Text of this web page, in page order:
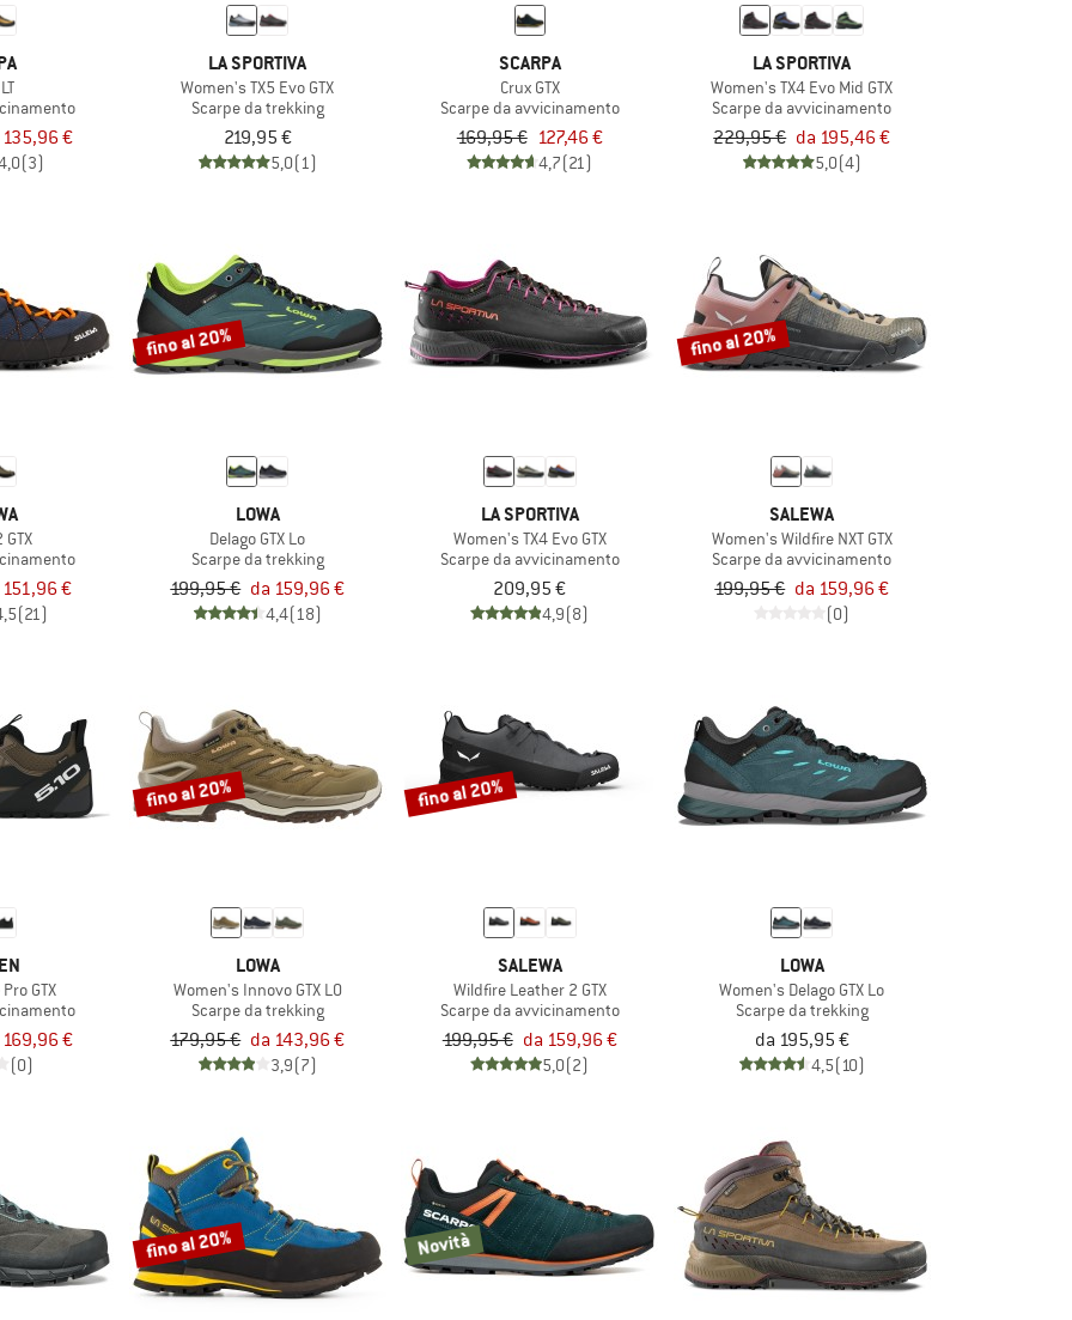
€
(3)
LA SPORTIVA
Women's TX5 Evo GTX
Scarpe da trekking
219,95 €
5,0(1)
SCARPA
Crux GTX
Scarpe da avvicinamento
169,95 € 127,46 €
4,7(21)
LA SPORTIVA
Women's TX4 Evo Mid GTX
Scarpe da avvicinamento
229,95 € da 195,46 €
5,0(4)
€
(21)
fino al 20%
LOWA
Delago GTX Lo
Scarpe da trekking
199,95 € da 159,96 €
4,4(18)
LA SPORTIVA
Women's TX4 Evo GTX
Scarpe da avvicinamento
209,95 €
4,9(8)
fino al 20%
SALEWA
Women's Wildfire NXT GTX
Scarpe da avvicinamento
199,95 € da 159,96 €
(0)
GTX
€
(0)
fino al 20%
LOWA
Women's Innovo GTX LO
Scarpe da trekking
179,95 € da 143,96 €
3,9(7)
fino al 20%
SALEWA
Wildfire Leather 2 GTX
Scarpe da avvicinamento
199,95 € da 159,96 €
5,0(2)
LOWA
Women's Delago GTX Lo
Scarpe da trekking
da 195,95 €
4,5(10)
fino al 20% Novità